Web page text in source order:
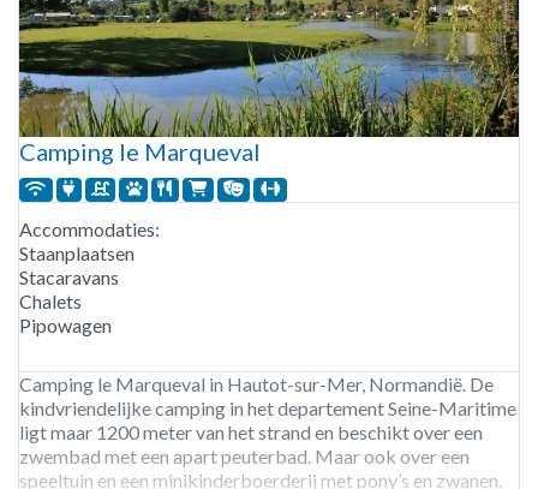
Camping le Marqueval
Accommodaties:
Staanplaatsen
Stacaravans
Chalets
Pipowagen
Camping le Marqueval in Hautot-sur-Mer, Normandië. De
kindvriendelijke camping in het departement Seine-Maritime
ligt maar 1200 meter van het strand en beschikt over een
zwembad met een apart peuterbad. Maar ook over een
speeltuin en een minikinderboerderij met pony’s en zwanen.